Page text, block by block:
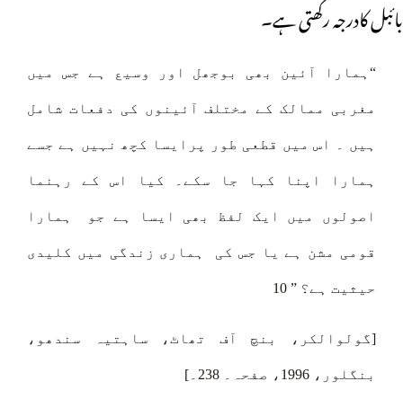
بائبل کادرجہ رکھتی ہے۔
“ہمارا آئین بھی بوجھل اور وسیع ہے جس میں
مغربی ممالک کے مختلف آئینوں کی دفعات شامل
ہیں ۔ اس میں قطعی طور پرایسا کچھ نہیں ہے جسے
ہمارا اپنا کہا جا سکے۔ کیا اس کے رہنما
اصولوں میں ایک لفظ بھی ایسا ہے جو ہمارا
قومی مشن ہے یا جس کی ہماری زندگی میں کلیدی
حیثیت ہے؟ ” 10
[گولوالکر، بنچ آف تھاٹ، ساہتیہ سندھو،
بنگلور، 1996، صفحہ۔ 238۔]